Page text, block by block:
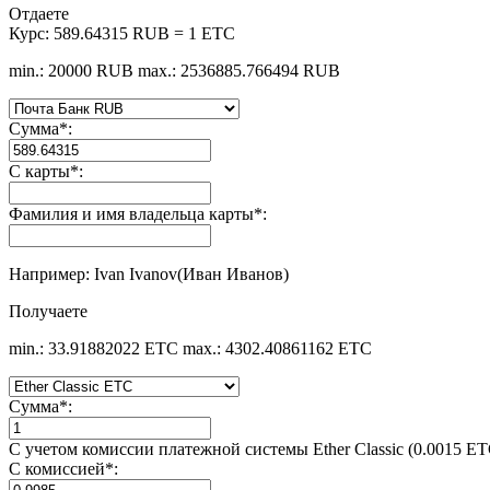
Отдаете
Курс: 589.64315 RUB = 1 ETC
min.: 20000 RUB max.: 2536885.766494 RUB
Сумма*:
С карты*:
Фамилия и имя владельца карты*:
Например: Ivan Ivanov(Иван Иванов)
Получаете
min.: 33.91882022 ETC max.: 4302.40861162 ETC
Сумма*:
С учетом комиссии платежной системы Ether Classic (0.0015
С комиссией*: